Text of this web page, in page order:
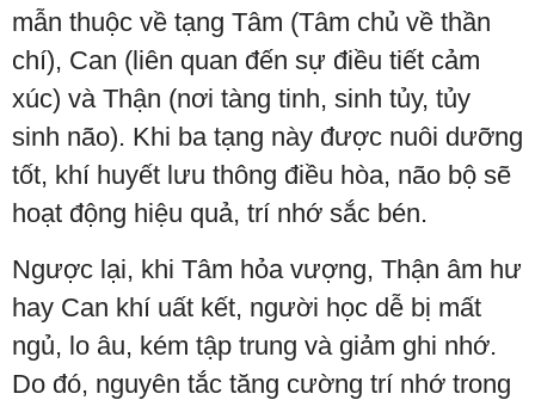
mẫn thuộc về tạng Tâm (Tâm chủ về thần
chí), Can (liên quan đến sự điều tiết cảm
xúc) và Thận (nơi tàng tinh, sinh tủy, tủy
sinh não). Khi ba tạng này được nuôi dưỡng
tốt, khí huyết lưu thông điều hòa, não bộ sẽ
hoạt động hiệu quả, trí nhớ sắc bén.
Ngược lại, khi Tâm hỏa vượng, Thận âm hư
hay Can khí uất kết, người học dễ bị mất
ngủ, lo âu, kém tập trung và giảm ghi nhớ.
Do đó, nguyên tắc tăng cường trí nhớ trong